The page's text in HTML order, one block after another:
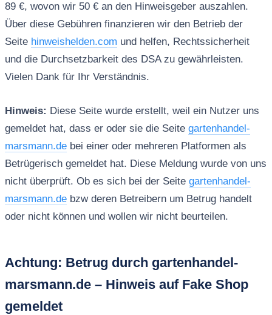
89 €, wovon wir 50 € an den Hinweisgeber auszahlen.
Über diese Gebühren finanzieren wir den Betrieb der
Seite hinweishelden.com und helfen, Rechtssicherheit
und die Durchsetzbarkeit des DSA zu gewährleisten.
Vielen Dank für Ihr Verständnis.
Hinweis: Diese Seite wurde erstellt, weil ein Nutzer uns
gemeldet hat, dass er oder sie die Seite gartenhandel-
marsmann.debei einer oder mehreren Platformen als
Betrügerisch gemeldet hat. Diese Meldung wurde von uns
nicht überprüft. Ob es sich bei der Seite gartenhandel-
marsmann.debzw deren Betreibern um Betrug handelt
oder nicht können und wollen wir nicht beurteilen.
Achtung: Betrug durch gartenhandel-
marsmann.de – Hinweis auf Fake Shop
gemeldet